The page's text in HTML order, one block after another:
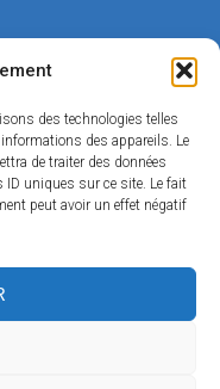
des technologies telles
des appareils. Le
de traiter des données
ID uniques sur ce site. Le fait
peut avoir un effet négatif